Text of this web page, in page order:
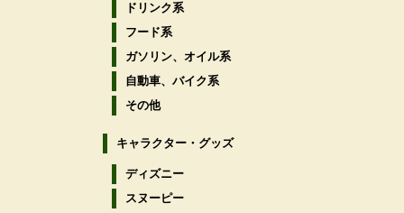
ドリンク系
フード系
ガソリン、オイル系
自動車、バイク系
その他
キャラクター・グッズ
ディズニー
スヌーピー